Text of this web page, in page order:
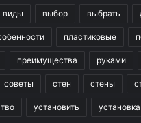
виды выбор выбрать
пластиковые
преимущества руками
советы стен стены
установить установка